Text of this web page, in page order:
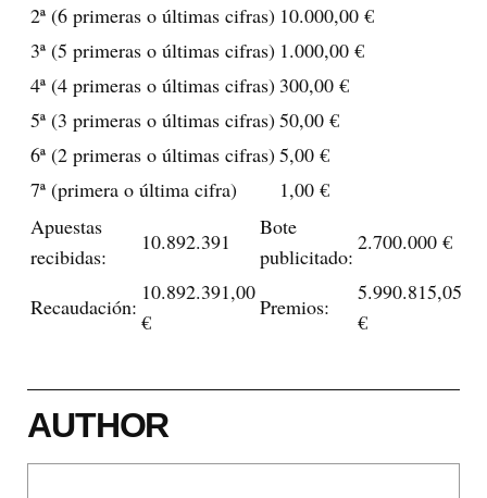
2ª (6 primeras o últimas cifras) 10.000,00 €
3ª (5 primeras o últimas cifras) 1.000,00 €
4ª (4 primeras o últimas cifras) 300,00 €
5ª (3 primeras o últimas cifras) 50,00 €
6ª (2 primeras o últimas cifras) 5,00 €
7ª (primera o última cifra)
1,00 €
Apuestas
recibidas:
10.892.391
Bote
publicitado:
2.700.000 €
Recaudación:
10.892.391,00
€
Premios:
5.990.815,05
€
AUTHOR